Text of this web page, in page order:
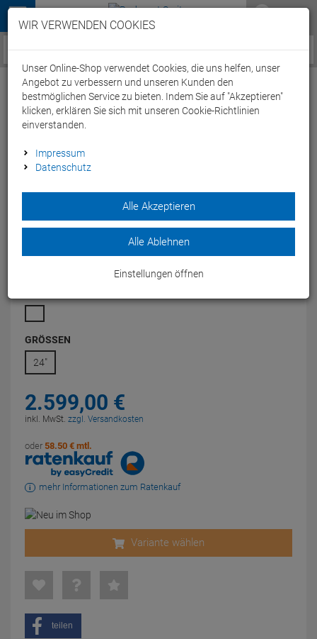
Menü
Service / Hilfe
Cube Acid 240 Hybrid Rookie SLX 400X
Mountainbike
Leichtes Cube E-Hardtail für Kinder mit Bosch Performance
SX Motor, 400-Wh-Akku, Suntour Federgabel, Shimano Cues
GRÖSSEN
24"
2.599,00 €
inkl. MwSt. zzgl. Versandkosten
oder 58.50 € mtl.
mehr Informationen zum Ratenkauf
Variante wählen
teilen
WIR VERWENDEN COOKIES
Unser Online-Shop verwendet Cookies, die uns helfen, unser
Angebot zu verbessern und unseren Kunden den
bestmöglichen Service zu bieten. Indem Sie auf "Akzeptieren"
klicken, erklären Sie sich mit unseren Cookie-Richtlinien
einverstanden.
Impressum
Datenschutz
Alle Akzeptieren
Alle Ablehnen
Einstellungen öffnen